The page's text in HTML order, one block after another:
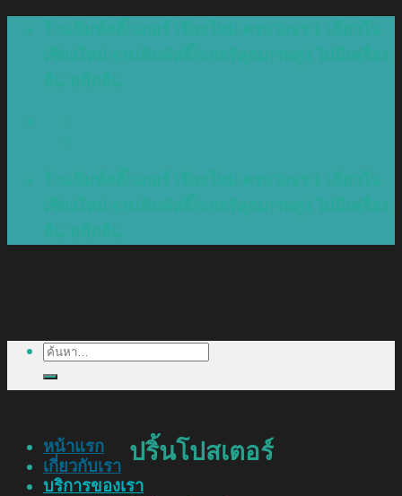
หน้าแรก
เกี่ยวกับเรา
บริการของเรา
ค้นหา:
ปริ้นโปสเตอร์